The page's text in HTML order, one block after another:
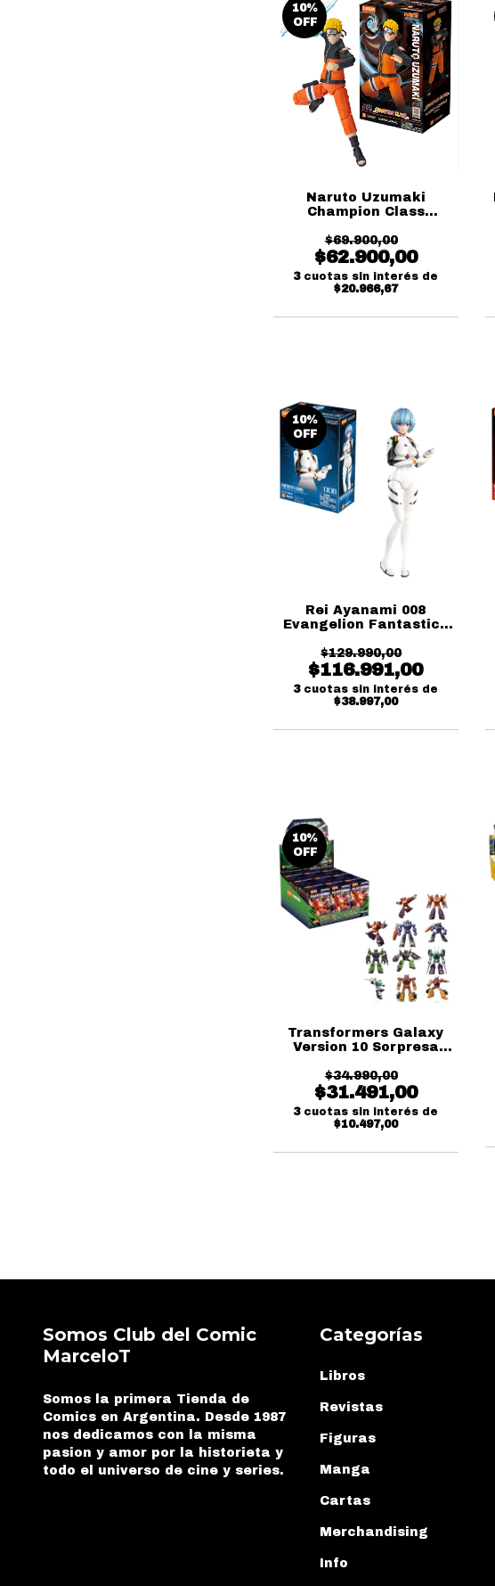
10%
OFF
Naruto Uzumaki
Champion Class
$69.900,00
$62.900,00
3 cuotas sin interés de
$20.966,67
10%
OFF
Rei Ayanami 008
Evangelion Fantastics
$129.990,00
$116.991,00
3 cuotas sin interés de
$38.997,00
10%
OFF
Transformers Galaxy
Version 10 Sorpresa
$34.990,00
$31.491,00
3 cuotas sin interés de
$10.497,00
Somos Club del Comic
MarceloT
Somos la primera Tienda de
Comics en Argentina. Desde 1987
nos dedicamos con la misma
pasion y amor por la historieta y
todo el universo de cine y series.
Categorías
Libros
Revistas
Figuras
Manga
Cartas
Merchandising
Info